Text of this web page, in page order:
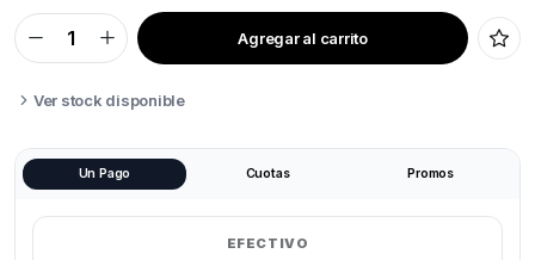
PRINTALOT
PLA
1KG
quantity
Agregar al carrito
Ver stock disponible
Un Pago Cuotas Promos
EFECTIVO